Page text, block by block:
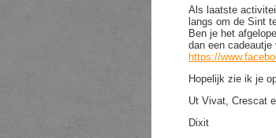
Als laatste
langs om de Sint
Ben je het
dan een
https://
Hopelijk zie ik je
Ut Vivat, Crescat
Dixit